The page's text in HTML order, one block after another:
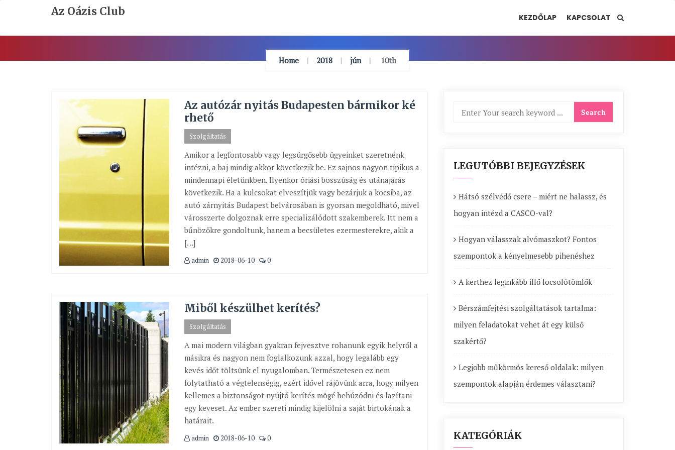
Az Oázis Club KEZDŐLAP KAPCSOLAT
Home 2018 jún 10th
Az autózár nyitás Budapesten bármikor ké
rhető
Szolgáltatás
Amikor a legfontosabb vagy legsürgősebb ügyeinket szeretnénk
intézni, a baj mindig akkor következik be. Ez sajnos nagyon tipikus a
mindennapi életünkben. Ilyenkor óriási bosszúság és utánajárás
következik. Ha a kulcsokat elveszítjük vagy bezárjuk a kocsiba, az
autó zárnyitás Budapest belvárosában is gyorsan megoldható, mivel
városszerte dolgoznak erre specializálódott szakemberek. Itt nem a
bűnözőkre gondoltunk, hanem a becsületes ezermesterekre, akik a
[…]
admin 2018-06-10 0
Miből készülhet kerítés?
Szolgáltatás
A mai modern világban gyakran fejvesztve rohanunk egyik helyről a
másikra és nagyon nem foglalkozunk azzal, hogy legalább egy
kevés időt töltsünk el nyugalomban. Természetesen ez nem
folytatható a végtelenségig, ezért idővel rájövünk arra, hogy milyen
kellemes a biztonságot nyújtó kerítés mögé behúzódni és lazítani
egy keveset. Az ember szereti mindig kijelölni a saját birtokának a
határait.
admin 2018-06-10 0
LEGUTÓBBI BEJEGYZÉSEK
Hátsó szélvédő csere – miért ne halassz, és
hogyan intézd a CASCO-val?
Hogyan válasszak alvómaszkot? Fontos
szempontok a kényelmesebb pihenéshez
A kerthez leginkább illő locsolótömlők
Bérszámfejtési szolgáltatások tartalma:
milyen feladatokat vehet át egy külső
szakértő?
Legjobb műkörmös kereső oldalak: milyen
szempontok alapján érdemes választani?
KATEGÓRIÁK